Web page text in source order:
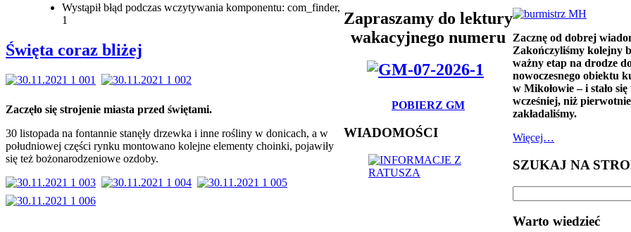
Wystąpił błąd podczas wczytywania komponentu: com_finder,
1
Święta coraz bliżej
Zaczęło się strojenie miasta przed świętami.
30 listopada na fontannie stanęły drzewka i inne rośliny w donicach, a w
południowej części rynku montowano kolejne elementy choinki, pojawiły
się też bożonarodzeniowe ozdoby.
Zapraszamy do lektury
wakacyjnego numeru
POBIERZ GM
WIADOMOŚCI
Zacznę od dobrej
Zakończyliśmy kolejny
ważny etap na drodze
nowoczesnego obiektu
w Mikołowie – i stało się
wcześniej, niż pierwotnie
zakładaliśmy.
Więcej…
SZUKAJ NA
Warto wiedzieć